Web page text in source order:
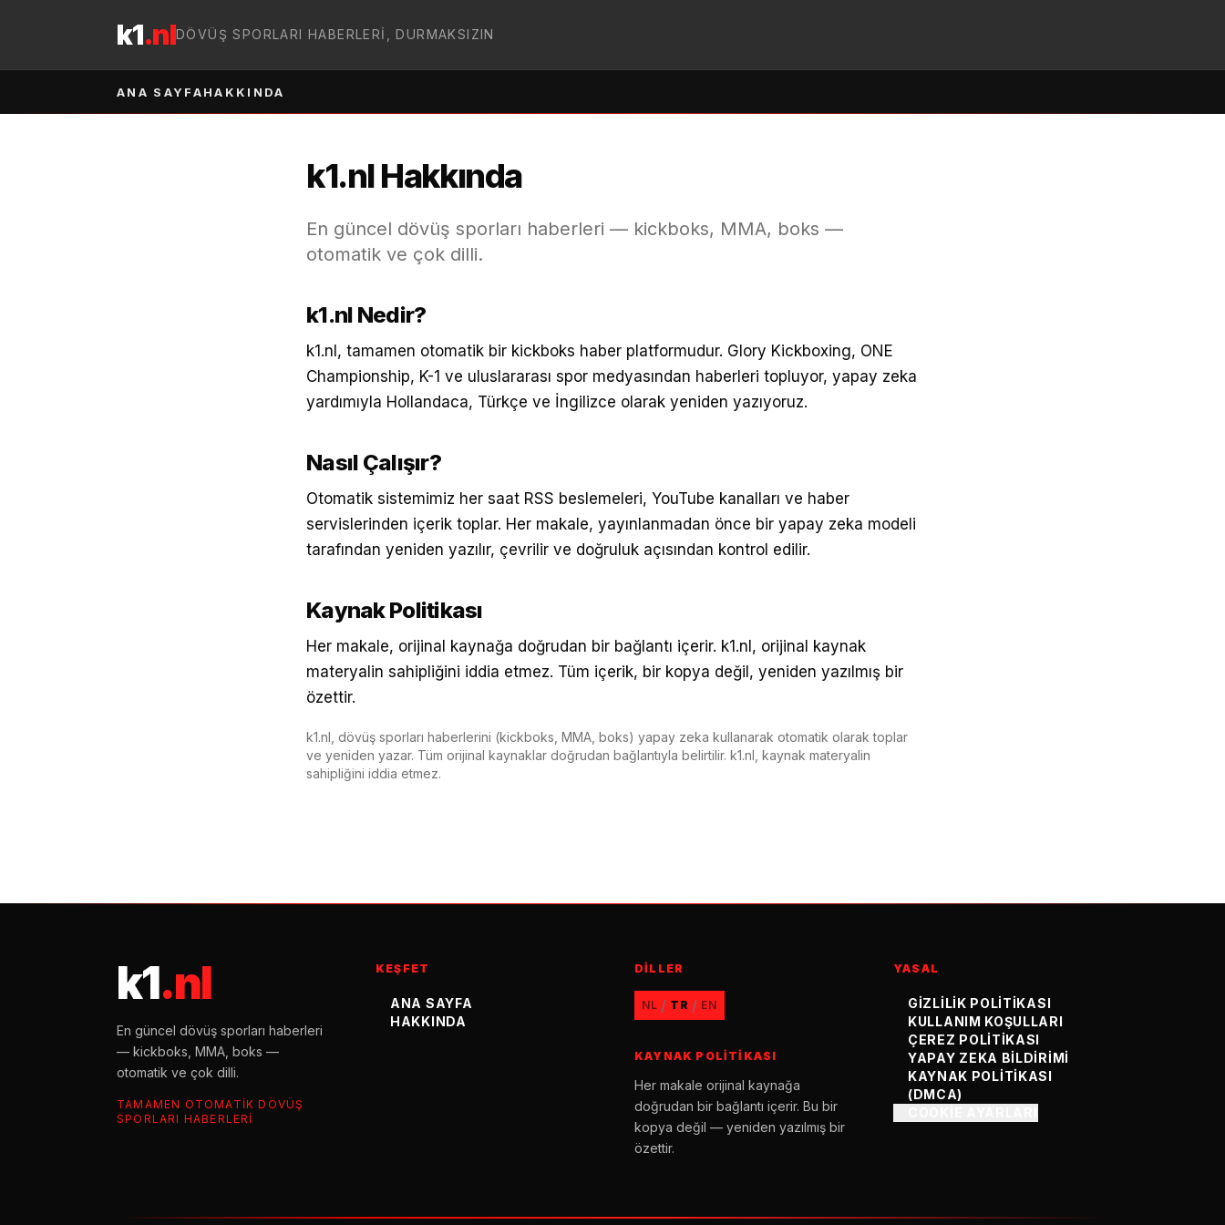
k1.nlDÖVÜŞ SPORLARI HABERLERI, DURMAKSIZIN
ANA SAYFAHAKKINDA
k1.nl Hakkında
En güncel dövüş sporları haberleri — kickboks, MMA, boks —
otomatik ve çok dilli.
k1.nl Nedir?
k1.nl, tamamen otomatik bir kickboks haber platformudur. Glory Kickboxing, ONE
Championship, K-1 ve uluslararası spor medyasından haberleri topluyor, yapay zeka
yardımıyla Hollandaca, Türkçe ve İngilizce olarak yeniden yazıyoruz.
Nasıl Çalışır?
Otomatik sistemimiz her saat RSS beslemeleri, YouTube kanalları ve haber
servislerinden içerik toplar. Her makale, yayınlanmadan önce bir yapay zeka modeli
tarafından yeniden yazılır, çevrilir ve doğruluk açısından kontrol edilir.
Kaynak Politikası
Her makale, orijinal kaynağa doğrudan bir bağlantı içerir. k1.nl, orijinal kaynak
materyalin sahipliğini iddia etmez. Tüm içerik, bir kopya değil, yeniden yazılmış bir
özettir.
k1.nl, dövüş sporları haberlerini (kickboks, MMA, boks) yapay zeka kullanarak otomatik olarak toplar
ve yeniden yazar. Tüm orijinal kaynaklar doğrudan bağlantıyla belirtilir. k1.nl, kaynak materyalin
sahipliğini iddia etmez.
k1.nl
En güncel dövüş sporları haberleri
— kickboks, MMA, boks —
otomatik ve çok dilli.
TAMAMEN OTOMATIK DÖVÜŞ
SPORLARI HABERLERI
KEŞFET
ANA SAYFA
HAKKINDA
DILLER
NL / TR / EN
KAYNAK POLITIKASI
Her makale orijinal kaynağa
doğrudan bir bağlantı içerir. Bu bir
kopya değil — yeniden yazılmış bir
özettir.
YASAL
GIZLILIK POLITIKASI
KULLANIM KOŞULLARI
ÇEREZ POLITIKASI
YAPAY ZEKA BILDIRIMI
KAYNAK POLITIKASI
(DMCA)